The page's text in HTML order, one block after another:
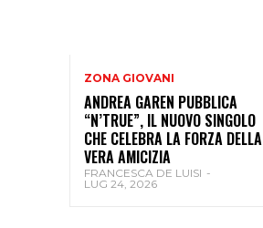
ZONA GIOVANI
ANDREA GAREN PUBBLICA
“N’TRUE”, IL NUOVO SINGOLO
CHE CELEBRA LA FORZA DELLA
VERA AMICIZIA
FRANCESCA DE LUISI -
LUG 24, 2026